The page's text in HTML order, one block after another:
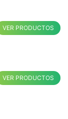
VER PRODUCTOS
VER PRODUCTOS